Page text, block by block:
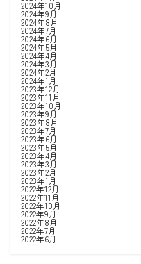
2024年10月
2024年9月
2024年8月
2024年7月
2024年6月
2024年5月
2024年4月
2024年3月
2024年2月
2024年1月
2023年12月
2023年11月
2023年10月
2023年9月
2023年8月
2023年7月
2023年6月
2023年5月
2023年4月
2023年3月
2023年2月
2023年1月
2022年12月
2022年11月
2022年10月
2022年9月
2022年8月
2022年7月
2022年6月